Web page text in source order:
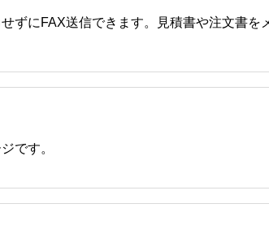
ずにFAX送信できます。見積書や注文書を
です。